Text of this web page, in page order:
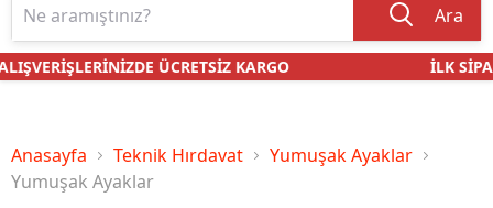
Ara
ÜCRETSİZ KARGO İLK
Anasayfa Teknik Hırdavat
Yumuşak Ayaklar
Yumuşak Ayaklar